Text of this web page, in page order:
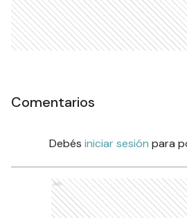
Comentarios
Debés iniciar sesión para
Ads